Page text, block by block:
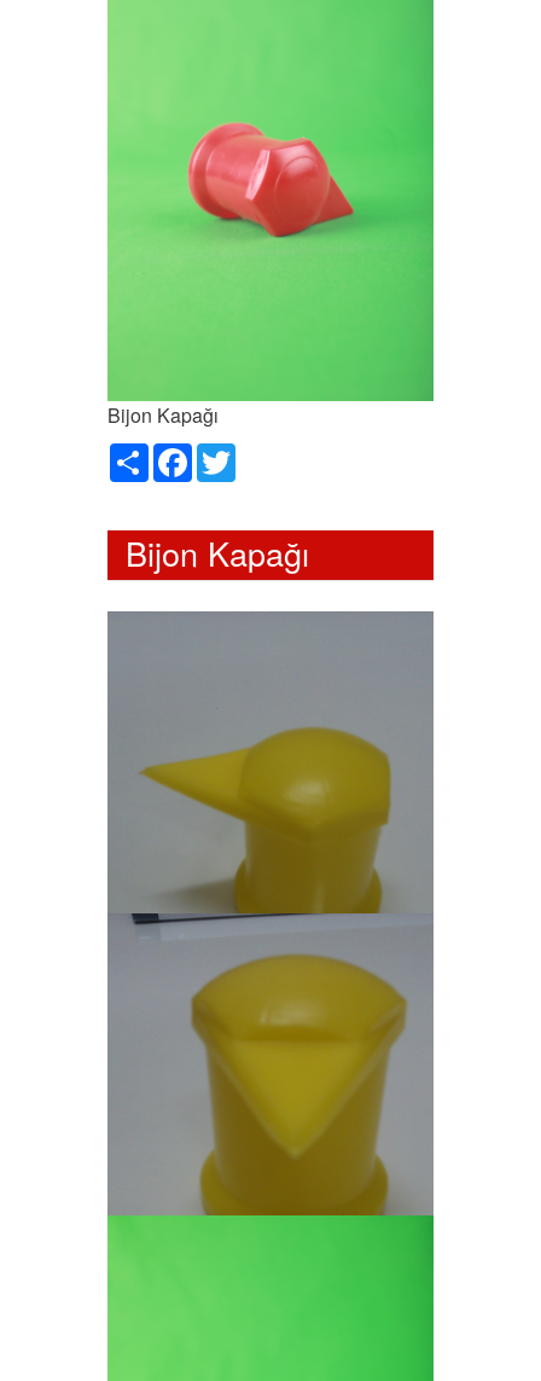
Bijon Kapağı
PaylaşFacebook
Bijon Kapağı